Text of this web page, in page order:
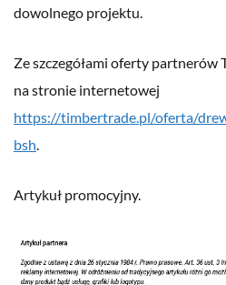
dowolnego projektu.
Ze szczegółami oferty partnerów
na stronie internetowej
https://timbertrade.pl/oferta/
bsh.
Artykuł promocyjny.